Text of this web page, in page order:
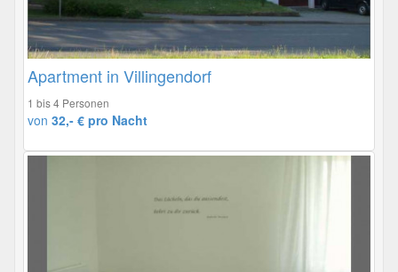
Apartment in Villingendorf
1 bis 4 Personen
von 32,- € pro Nacht